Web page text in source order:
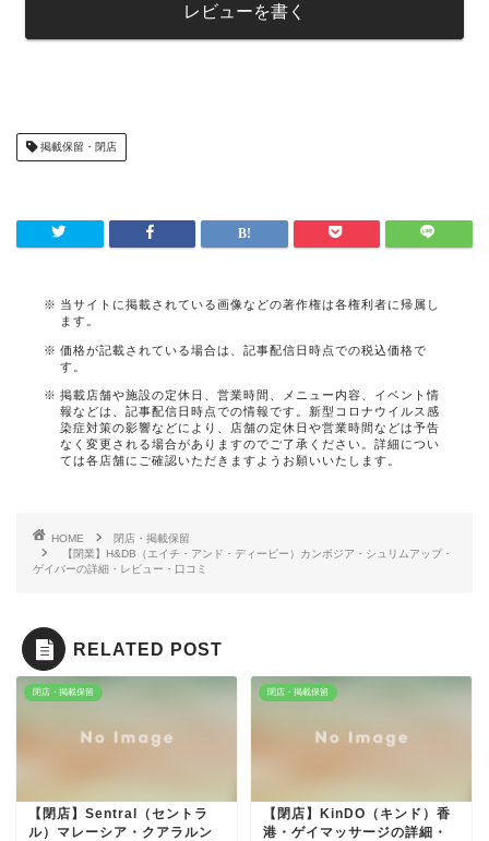
レビューを書く
掲載保留・閉店
当サイトに掲載されている画像などの著作権は各権利者に帰属し
ます。
価格が記載されている場合は、記事配信日時点での税込価格で
す。
掲載店舗や施設の定休日、営業時間、メニュー内容、イベント情
報などは、記事配信日時点での情報です。新型コロナウイルス感
染症対策の影響などにより、店舗の定休日や営業時間などは予告
なく変更される場合がありますのでご了承ください。詳細につい
ては各店舗にご確認いただきますようお願いいたします。
HOME
閉店・掲載保留
【閉業】H&DB（エイチ・アンド・ディービー）カンボジア・シュリムアップ・
ゲイバーの詳細・レビュー・口コミ
RELATED POST
閉店・掲載保留
【閉店】Sentral（セントラ
ル）マレーシア・クアラルン
閉店・掲載保留
【閉店】KinDO（キンド）香
港・ゲイマッサージの詳細・